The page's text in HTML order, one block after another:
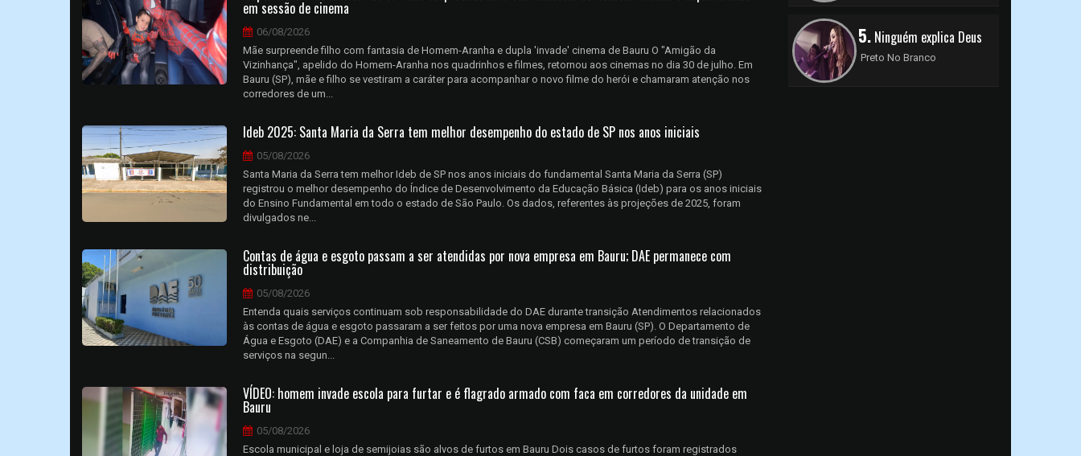
em sessão de cinema
06/08/2026
Mãe surpreende filho com fantasia de Homem-Aranha e dupla 'invade' cinema de Bauru O "Amigão da
Vizinhança", apelido do Homem-Aranha nos quadrinhos e filmes, retornou aos cinemas no dia 30 de julho. Em
Bauru (SP), mãe e filho se vestiram a caráter para acompanhar o novo filme do herói e chamaram atenção nos
corredores de um...
Ideb 2025: Santa Maria da Serra tem melhor desempenho do estado de SP nos anos iniciais
05/08/2026
Santa Maria da Serra tem melhor Ideb de SP nos anos iniciais do fundamental Santa Maria da Serra (SP)
registrou o melhor desempenho do Índice de Desenvolvimento da Educação Básica (Ideb) para os anos iniciais
do Ensino Fundamental em todo o estado de São Paulo. Os dados, referentes às projeções de 2025, foram
divulgados ne...
Contas de água e esgoto passam a ser atendidas por nova empresa em Bauru; DAE permanece com
distribuição
05/08/2026
Entenda quais serviços continuam sob responsabilidade do DAE durante transição Atendimentos relacionados
às contas de água e esgoto passaram a ser feitos por uma nova empresa em Bauru (SP). O Departamento de
Água e Esgoto (DAE) e a Companhia de Saneamento de Bauru (CSB) começaram um período de transição de
serviços na segun...
VÍDEO: homem invade escola para furtar e é flagrado armado com faca em corredores da unidade em
Bauru
05/08/2026
Escola municipal e loja de semijoias são alvos de furtos em Bauru Dois casos de furtos foram registrados
5.Ninguém explica Deus
Preto No Branco